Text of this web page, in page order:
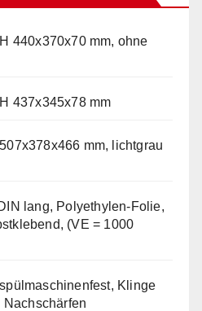
440x370x70 mm, ohne
437x345x78 mm
mm, lichtgrau
lang, Polyethylen-Folie,
(VE = 1000
Klinge